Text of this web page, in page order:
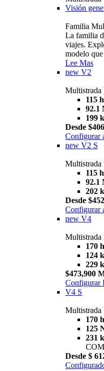
Visión
Familia
La familia
viajes.
modelo que
Lee Mas
new V2
Multistrada
115
92.1
199
Desde
Configurar
new V2 S
Multistrada
115
92.1
202
Desde
Configurar
new V4
Multistrada
170
124
229
$473,900
Configurar
V4 S
Multistrada
170
125
231
Desde $